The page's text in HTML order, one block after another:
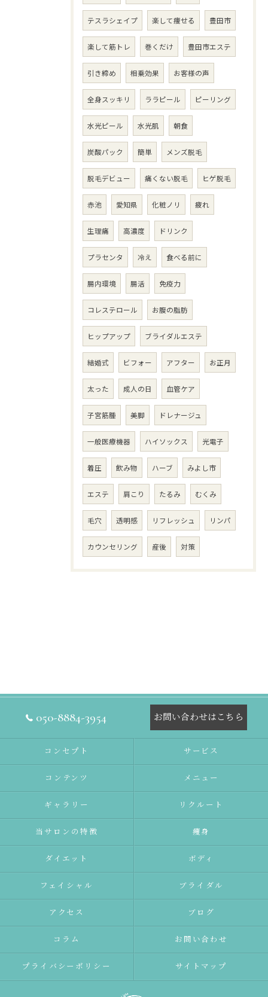
テスラシェイプ 楽して痩せる 豊田市
楽して筋トレ 巻くだけ 豊田市エステ
引き締め 相乗効果 お客様の声
全身スッキリ ララピール ピーリング
水光ピール 水光肌 朝食
炭酸パック 簡単 メンズ脱毛
脱毛デビュー 痛くない脱毛 ヒゲ脱毛
赤池 愛知県 化粧ノリ 疲れ
生理痛 高濃度 ドリンク
プラセンタ 冷え 食べる前に
腸内環境 腸活 免疫力
コレステロール お腹の脂肪
ヒップアップ ブライダルエステ
結婚式 ビフォー アフター お正月
太った 成人の日 血管ケア
子宮筋腫 美脚 ドレナージュ
一般医療機器 ハイソックス 光電子
着圧 飲み物 ハーブ みよし市
エステ 肩こり たるみ むくみ
毛穴 透明感 リフレッシュ リンパ
カウンセリング 産後 対策
050-8884-3954 お問い合わせはこちら
コンセプト サービス
コンテンツ メニュー
ギャラリー リクルート
当サロンの特徴 痩身
ダイエット ボディ
フェイシャル ブライダル
アクセス ブログ
コラム お問い合わせ
プライバシーポリシー サイトマップ